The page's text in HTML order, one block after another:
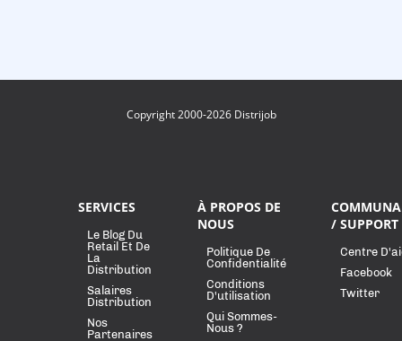
Copyright 2000-2026 Distrijob
SERVICES
Le Blog Du
Retail Et De
La
Distribution
Salaires
Distribution
Nos
Partenaires
À PROPOS DE
NOUS
Politique De
Confidentialité
Conditions
D'utilisation
Qui Sommes-
Nous ?
/ SUPPORT
Centre
Facebook
Twitter